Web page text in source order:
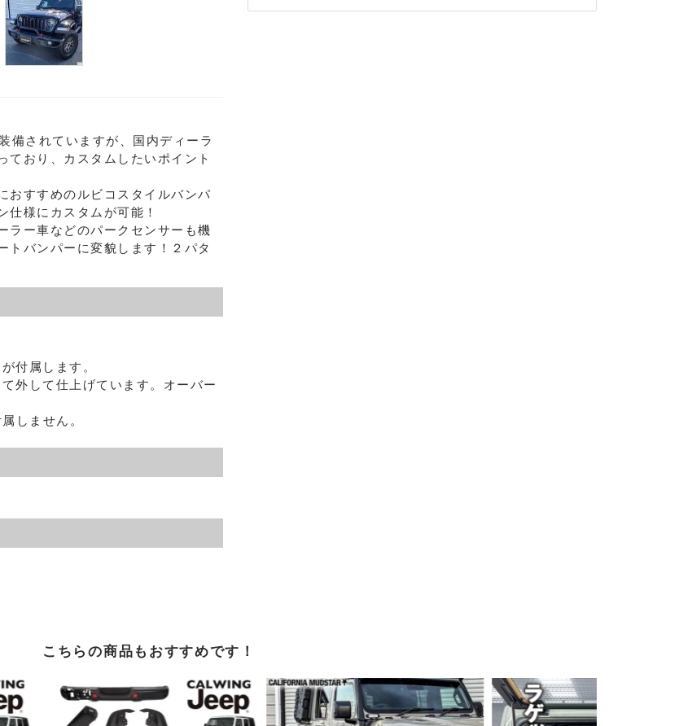
備されていますが、国内ディーラ
ており、カスタムしたいポイント
おすすめのルビコスタイルバンパ
仕様にカスタムが可能！
ラー車などのパークセンサーも機
トバンパーに変貌します！２パタ
付属します。
外して仕上げています。オーバー
しません。
こちらの商品もおすすめです！